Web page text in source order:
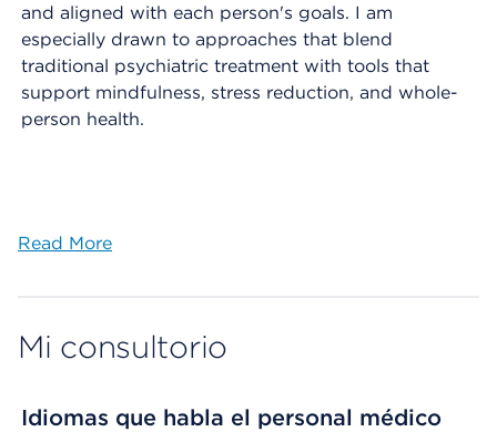
and aligned with each person's goals. I am
especially drawn to approaches that blend
traditional psychiatric treatment with tools that
support mindfulness, stress reduction, and whole-
person health.
Read More
Mi consultorio
Idiomas que habla el personal médico